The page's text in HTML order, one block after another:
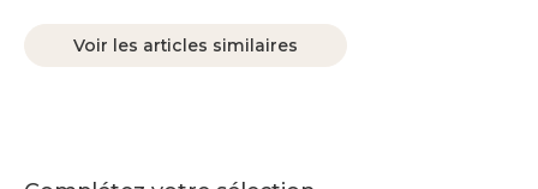
Voir les articles similaires